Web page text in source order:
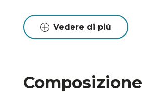
Vedere di più
Composizione